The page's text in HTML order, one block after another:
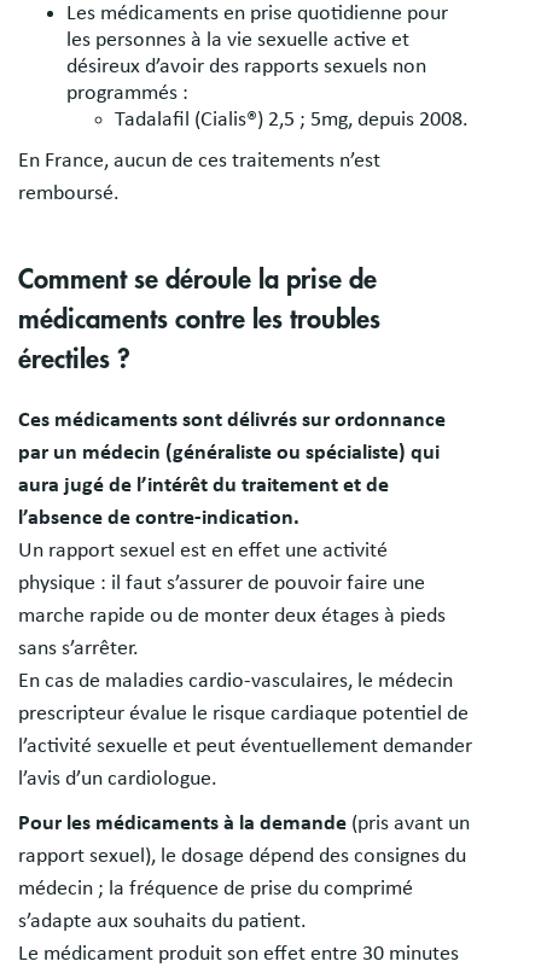
Les médicaments en prise quotidienne pour
les personnes à la vie sexuelle active et
désireux d’avoir des rapports sexuels non
programmés :
Tadalafil (Cialis®) 2,5 ; 5mg, depuis 2008.
En France, aucun de ces traitements n’est
remboursé.
Comment se déroule la prise de
médicaments contre les troubles
érectiles ?
Ces médicaments sont délivrés sur ordonnance
par un médecin (généraliste ou spécialiste) qui
aura jugé de l’intérêt du traitement et de
l’absence de contre-indication.
Un rapport sexuel est en effet une activité
physique : il faut s’assurer de pouvoir faire une
marche rapide ou de monter deux étages à pieds
sans s’arrêter.
En cas de maladies cardio-vasculaires, le médecin
prescripteur évalue le risque cardiaque potentiel de
l’activité sexuelle et peut éventuellement demander
l’avis d’un cardiologue.
Pour les médicaments à la demande (pris avant un
rapport sexuel), le dosage dépend des consignes du
médecin ; la fréquence de prise du comprimé
s’adapte aux souhaits du patient.
Le médicament produit son effet entre 30 minutes